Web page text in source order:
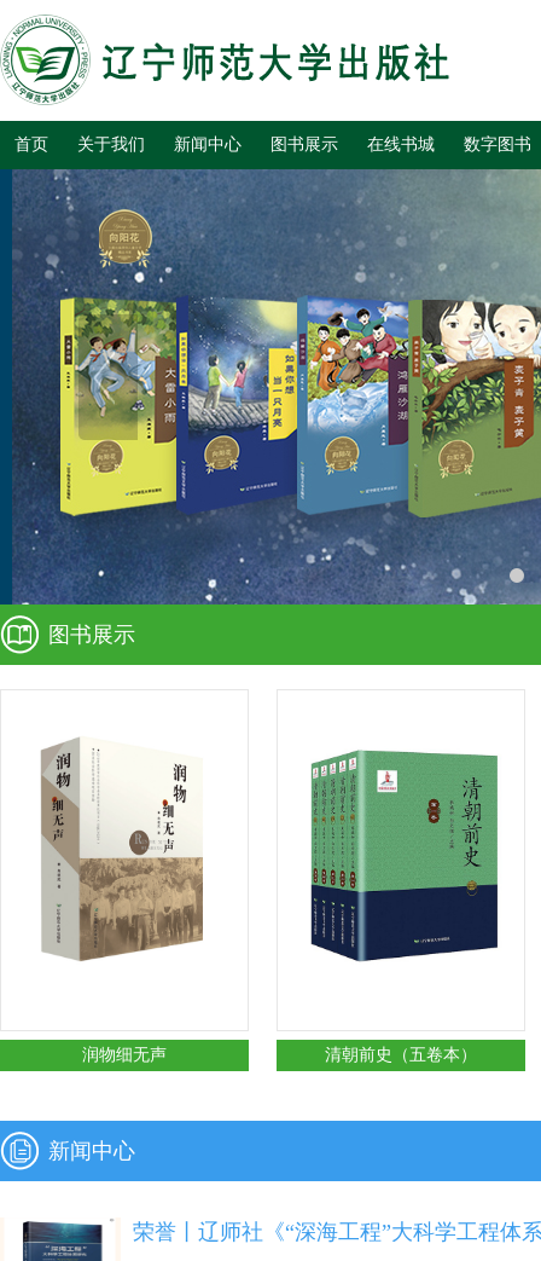
首页 关于我们 新闻中心 图书展示 在线书城 数字图书
图书展示
润物细无声 清朝前史（五卷本）
新闻中心
荣誉丨辽师社《“深海工程”大科学工程体